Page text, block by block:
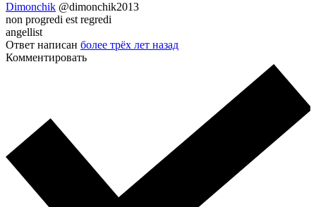
Dimonchik @dimonchik2013
non progredi est regredi
angellist
Ответ написан более трёх лет назад
Комментировать